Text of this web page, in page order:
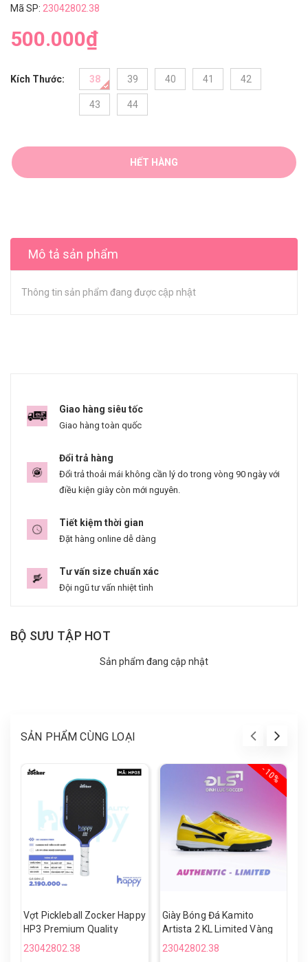
Mã SP: 23042802.38
500.000₫
Kích Thước: 38 39 40 41 42
43 44
HẾT HÀNG
Mô tả sản phẩm
Thông tin sản phẩm đang được cập nhật
Giao hàng siêu tốc
Giao hàng toàn quốc
Đổi trả hàng
Đổi trả thoải mái không cần lý do trong vòng 90 ngày với
điều kiện giày còn mới nguyên.
Tiết kiệm thời gian
Đặt hàng online dễ dàng
Tư vấn size chuẩn xác
Đội ngũ tư vấn nhiệt tình
BỘ SƯU TẬP HOT
Sản phẩm đang cập nhật
SẢN PHẨM CÙNG LOẠI
Vợt Pickleball Zocker Happy
HP3 Premium Quality
23042802.38
- 10%
Giày Bóng Đá Kamito
Artista 2 KL Limited Vàng
Đen TF
23042802.38